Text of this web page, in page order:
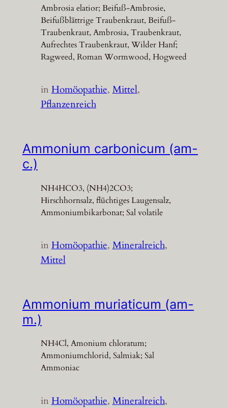
Ambrosia elatior; Beifuß-Ambrosie,
Beifußblättrige Traubenkraut, Beifuß-
Traubenkraut, Ambrosia, Traubenkraut,
Aufrechtes Traubenkraut, Wilder Hanf;
Ragweed, Roman Wormwood, Hogweed
inHomöopathie, Mittel
Pflanzenreich
Ammonium carbonicum (am-
c.)
NH4HCO3, (NH4)2CO3;
Hirschhornsalz, flüchtiges Laugensalz,
Ammoniumbikarbonat; Sal volatile
inHomöopathie, Mineralreich
Mittel
Ammonium muriaticum (am-
m.)
NH4Cl, Amonium chloratum;
Ammoniumchlorid, Salmiak; Sal
Ammoniac
inHomöopathie, Mineralreich